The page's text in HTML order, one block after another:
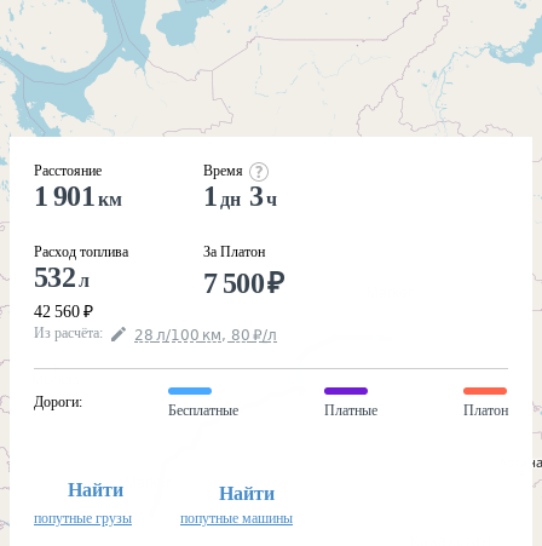
Расстояние
1 901 км
Расход топлива
532л
42 560 ₽
Время
1 дн 3ч
За Платон
7 500₽
Из расчёта: 28 л/100 км, 80 ₽/л
Дороги:
Бесплатные Платные Платон
Найти
попутные грузы
Найти
попутные машины